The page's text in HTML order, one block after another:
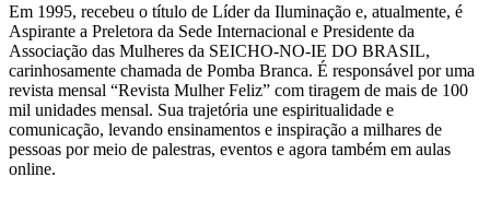
Em 1995, recebeu o título de Líder da Iluminação e, atualmente, é
Aspirante a Preletora da Sede Internacional e Presidente da
Associação das Mulheres da SEICHO-NO-IE DO BRASIL,
carinhosamente chamada de Pomba Branca. É responsável por uma
revista mensal “Revista Mulher Feliz” com tiragem de mais de 100
mil unidades mensal. Sua trajetória une espiritualidade e
comunicação, levando ensinamentos e inspiração a milhares de
pessoas por meio de palestras, eventos e agora também em aulas
online.